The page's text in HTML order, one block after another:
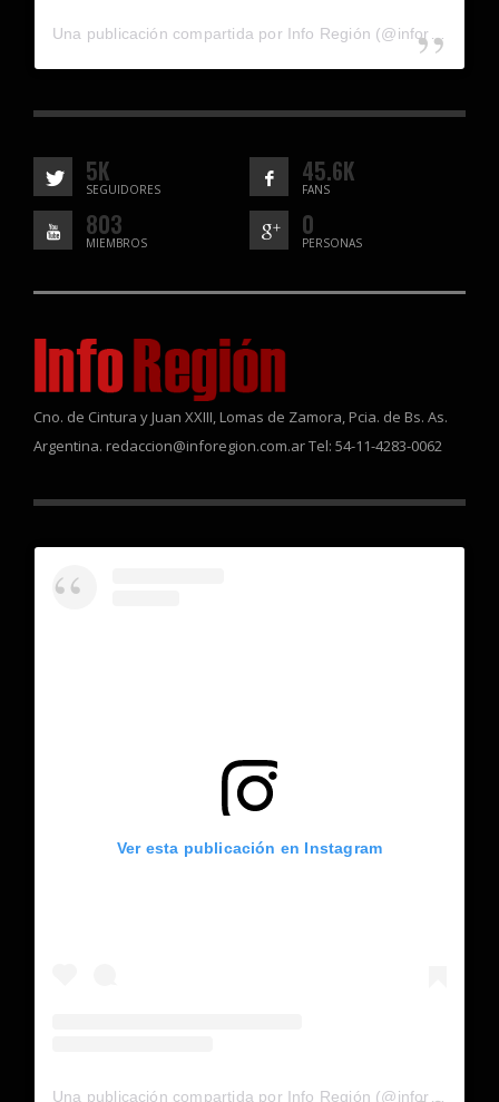
5K
SEGUIDORES
45.6K
FANS
803
MIEMBROS
0
PERSONAS
Cno. de Cintura y Juan XXIII, Lomas de Zamora, Pcia. de Bs. As.
Argentina. redaccion@inforegion.com.ar Tel: 54-11-4283-0062
Ver esta publicación en Instagram